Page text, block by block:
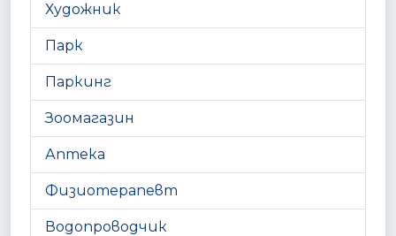
Художник
Парк
Паркинг
Зоомагазин
Аптека
Физиотерапевт
Водопроводчик